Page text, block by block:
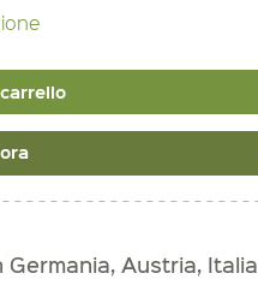
Germania, Austria, Italia